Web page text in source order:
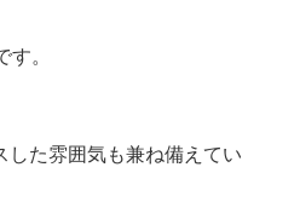
。
た雰囲気も兼ね備えてい